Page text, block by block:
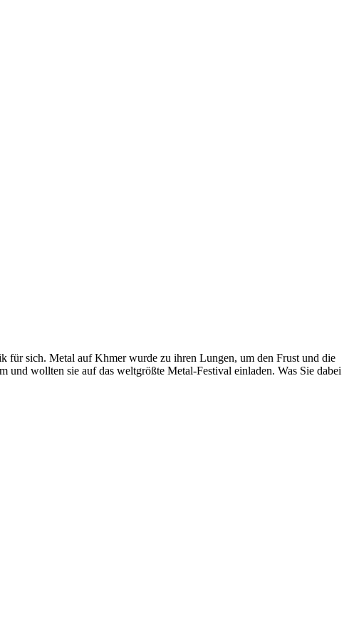
für sich. Metal auf Khmer wurde zu ihren Lungen, um den Frust und die
und wollten sie auf das weltgrößte Metal-Festival einladen. Was Sie dabei